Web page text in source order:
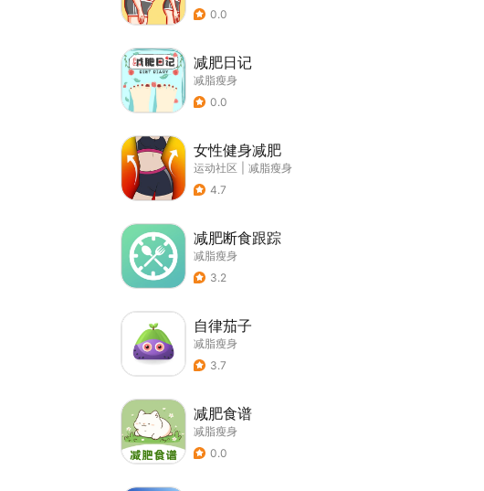
0.0
减肥日记
减脂瘦身
0.0
女性健身减肥
运动社区
减脂瘦身
4.7
减肥断食跟踪
减脂瘦身
3.2
自律茄子
减脂瘦身
3.7
减肥食谱
减脂瘦身
0.0